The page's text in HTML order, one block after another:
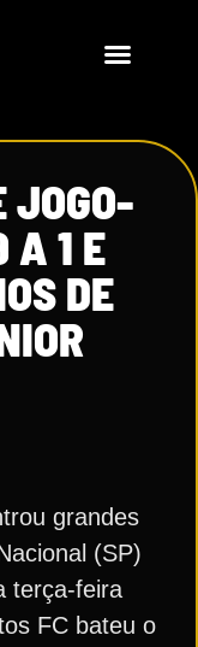
JOGO-
A 1 E
DE
grandes
(SP)
terça-feira
FC bateu o